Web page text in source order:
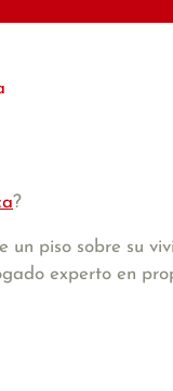
?
un piso sobre su
experto en